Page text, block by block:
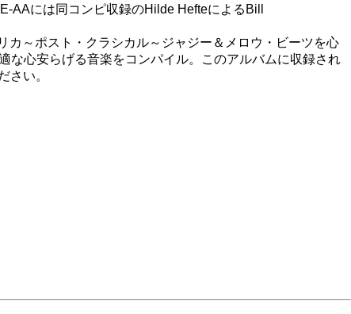
AAには同コンピ収録のHilde HefteによるBill
～ポスト・クラシカル～ジャジー＆メロウ・ビーツを心
な心安らげる音楽をコンパイル。このアルバムに収録され
さい。